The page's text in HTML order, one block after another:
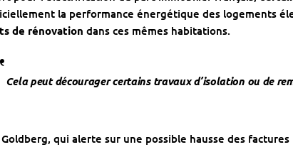
la performance énergétique des logements
de rénovation dans ces mêmes habitations.
Cela peut décourager certains travaux d’isolation ou de
qui alerte sur une possible hausse des